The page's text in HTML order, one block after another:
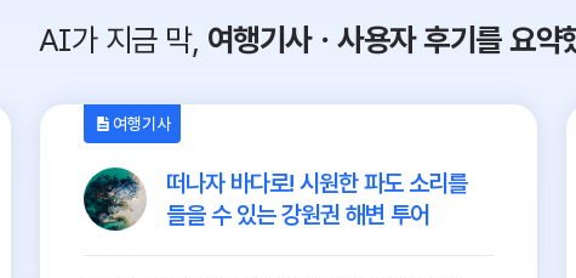
AI가 지금 막, 여행기사ㆍ사용자 후기를 요약
여행기사
떠나자 바다로! 시원한 파도 소리를
들을 수 있는 강원권 해변 투어